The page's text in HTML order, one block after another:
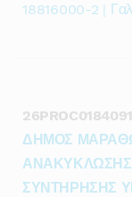
18816000-2 |
ΔΗΜΟΣ
ΣΥΝΤΗΡΗΣΗΣ